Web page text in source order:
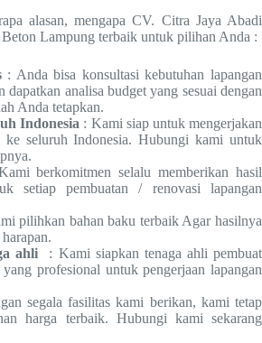
alasan, mengapa CV. Citra Jaya Abadi
Lampung terbaik untuk pilihan Anda :
: Anda bisa konsultasi kebutuhan lapangan
dapatkan analisa budget yang sesuai dengan
Anda tetapkan.
Indonesia : Kami siap untuk mengerjakan
ke seluruh Indonesia. Hubungi kami untuk
berkomitmen selalu memberikan hasil
setiap pembuatan / renovasi lapangan
pilihkan bahan baku terbaik Agar hasilnya
ahli : Kami siapkan tenaga ahli pembuat
profesional untuk pengerjaan lapangan
segala fasilitas kami berikan, kami tetap
harga terbaik. Hubungi kami sekarang